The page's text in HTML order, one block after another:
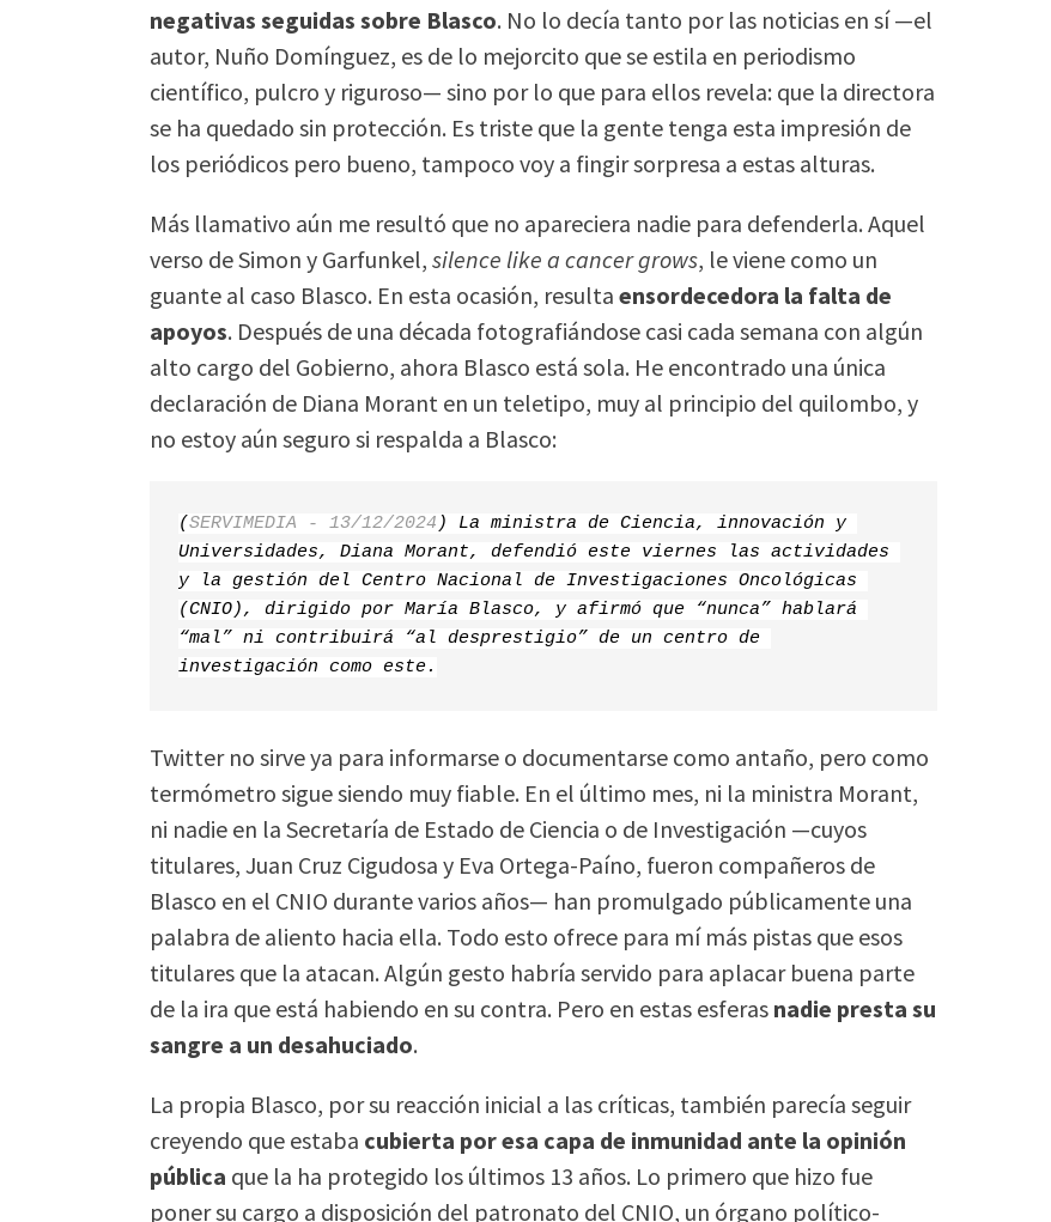
negativas seguidas sobre Blasco. No lo decía tanto por las noticias en sí —el
autor, Nuño Domínguez, es de lo mejorcito que se estila en periodismo
científico, pulcro y riguroso— sino por lo que para ellos revela: que la directora
se ha quedado sin protección. Es triste que la gente tenga esta impresión de
los periódicos pero bueno, tampoco voy a fingir sorpresa a estas alturas.
Más llamativo aún me resultó que no apareciera nadie para defenderla. Aquel
verso de Simon y Garfunkel,silence like a cancer grows, le viene como un
guante al caso Blasco. En esta ocasión, resultaensordecedora la falta de
apoyos. Después de una década fotografiándose casi cada semana con algún
alto cargo del Gobierno, ahora Blasco está sola. He encontrado una única
declaración de Diana Morant en un teletipo, muy al principio del quilombo, y
no estoy aún seguro si respalda a Blasco:
(SERVIMEDIA - 13/12/2024 ) La ministra de Ciencia, innovación y
Universidades, Diana Morant, defendió este viernes las actividades
y la gestión del Centro Nacional de Investigaciones Oncológicas
(CNIO), dirigido por María Blasco, y afirmó que “nunca” hablará
“mal” ni contribuirá “al desprestigio” de un centro de
investigación como este.
Twitter no sirve ya para informarse o documentarse como antaño, pero como
termómetro sigue siendo muy fiable. En el último mes, ni la ministra Morant,
ni nadie en la Secretaría de Estado de Ciencia o de Investigación —cuyos
titulares, Juan Cruz Cigudosa y Eva Ortega-Paíno, fueron compañeros de
Blasco en el CNIO durante varios años— han promulgado públicamente una
palabra de aliento hacia ella. Todo esto ofrece para mí más pistas que esos
titulares que la atacan. Algún gesto habría servido para aplacar buena parte
de la ira que está habiendo en su contra. Pero en estas esferas nadie presta su
sangre a un desahuciado.
La propia Blasco, por su reacción inicial a las críticas, también parecía seguir
creyendo que estaba cubierta por esa capa de inmunidad ante la opinión
pública que la ha protegido los últimos 13 años. Lo primero que hizo fue
poner su cargo a disposición del patronato del CNIO, un órgano político-